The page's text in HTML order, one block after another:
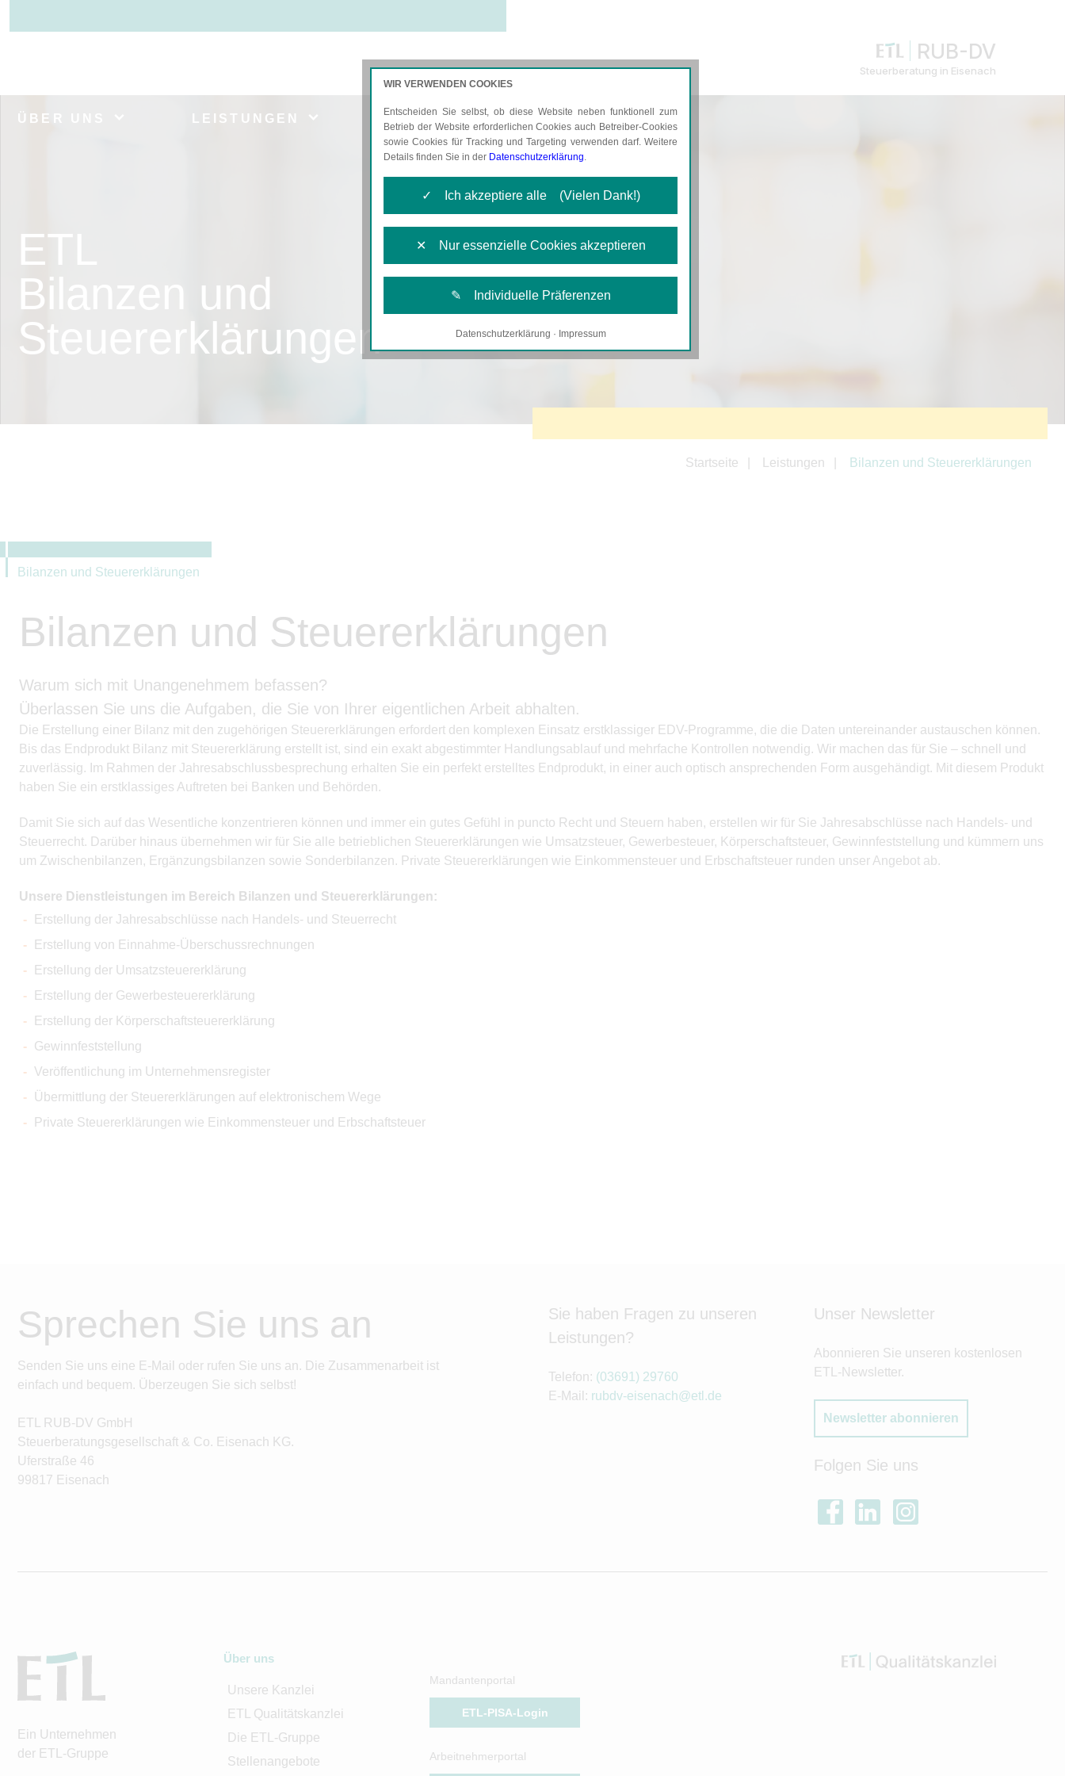
RUB-DV
Steuerberatung in Eisenach
ÜBER UNS LEISTUNGEN AKTUELLES KARRIERE
ETL
Bilanzen und
Steuererklärungen
Startseite Leistungen Bilanzen und Steuererklärungen
Bilanzen und Steuererklärungen
Bilanzen und Steuererklärungen
Warum sich mit Unangenehmem befassen?
Überlassen Sie uns die Aufgaben, die Sie von Ihrer eigentlichen Arbeit abhalten.
Die Erstellung einer Bilanz mit den zugehörigen Steuererklärungen erfordert den komplexen Einsatz erstklassiger EDV-Programme, die die Daten untereinander austauschen können.
Bis das Endprodukt Bilanz mit Steuererklärung erstellt ist, sind ein exakt abgestimmter Handlungsablauf und mehrfache Kontrollen notwendig. Wir machen das für Sie – schnell und
zuverlässig. Im Rahmen der Jahresabschlussbesprechung erhalten Sie ein perfekt erstelltes Endprodukt, in einer auch optisch ansprechenden Form ausgehändigt. Mit diesem Produkt
haben Sie ein erstklassiges Auftreten bei Banken und Behörden.
Damit Sie sich auf das Wesentliche konzentrieren können und immer ein gutes Gefühl in puncto Recht und Steuern haben, erstellen wir für Sie Jahresabschlüsse nach Handels- und
Steuerrecht. Darüber hinaus übernehmen wir für Sie alle betrieblichen Steuererklärungen wie Umsatzsteuer, Gewerbesteuer, Körperschaftsteuer, Gewinnfeststellung und kümmern uns
um Zwischenbilanzen, Ergänzungsbilanzen sowie Sonderbilanzen. Private Steuererklärungen wie Einkommensteuer und Erbschaftsteuer runden unser Angebot ab.
Unsere Dienstleistungen im Bereich Bilanzen und Steuererklärungen:
Erstellung der Jahresabschlüsse nach Handels- und Steuerrecht
Erstellung von Einnahme-Überschussrechnungen
Erstellung der Umsatzsteuererklärung
Erstellung der Gewerbesteuererklärung
Erstellung der Körperschaftsteuererklärung
Gewinnfeststellung
Veröffentlichung im Unternehmensregister
Übermittlung der Steuererklärungen auf elektronischem Wege
Private Steuererklärungen wie Einkommensteuer und Erbschaftsteuer
Sprechen Sie uns an
Senden Sie uns eine E-Mail oder rufen Sie uns an. Die Zusammenarbeit ist
einfach und bequem. Überzeugen Sie sich selbst!
ETL RUB-DV GmbH
Steuerberatungsgesellschaft & Co. Eisenach KG.
Uferstraße 46
99817 Eisenach
Sie haben Fragen zu unseren
Leistungen?
Telefon: (03691) 29760
E-Mail: rubdv-eisenach@etl.de
Unser Newsletter
Abonnieren Sie unseren kostenlosen
ETL-Newsletter.
Newsletter abonnieren
Folgen Sie uns
Ein Unternehmen
der ETL-Gruppe
Über uns
Unsere Kanzlei
ETL Qualitätskanzlei
Die ETL-Gruppe
Stellenangebote
Mandantenportal
ETL-PISA-Login
Arbeitnehmerportal
WIR VERWENDEN COOKIES
Entscheiden Sie selbst, ob diese Website neben funktionell zum
Betrieb der Website erforderlichen Cookies auch Betreiber-Cookies
sowie Cookies für Tracking und Targeting verwenden darf. Weitere
Details finden Sie in der Datenschutzerklärung.
✓ Ich akzeptiere alle (Vielen Dank!)
✕ Nur essenzielle Cookies akzeptieren
✎ Individuelle Präferenzen
Notwendige Cookies
Datenschutzerklärung · Impressum